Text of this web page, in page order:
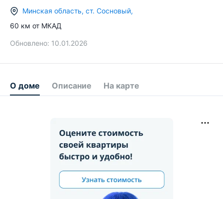
Минская область, ст. Сосновый,
60 км от МКАД
Обновлено: 10.01.2026
О доме Описание На карте